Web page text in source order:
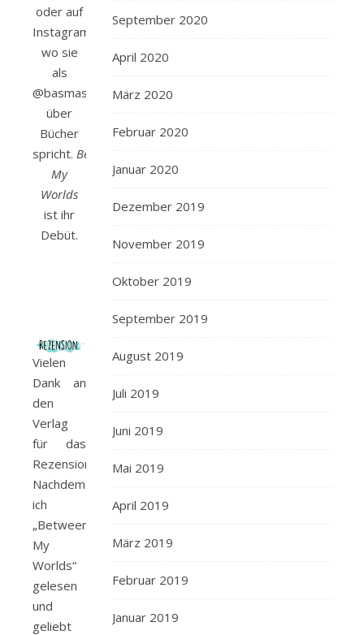
oder auf
Instagram,
wo sie
als
@basmasbooks
über
Bücher
spricht. Between
My
Worlds
ist ihr
Debüt.
Vielen
Dank an
den
Verlag
für das
Rezensionsexemplar.
Nachdem
ich
„Between
My
Worlds“
gelesen
und
geliebt
September 2020
April 2020
März 2020
Februar 2020
Januar 2020
Dezember 2019
November 2019
Oktober 2019
September 2019
August 2019
Juli 2019
Juni 2019
Mai 2019
April 2019
März 2019
Februar 2019
Januar 2019